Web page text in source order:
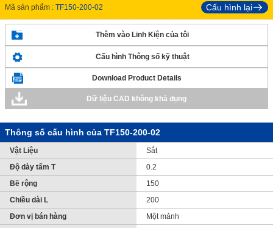
Mã sản phẩm : TF150-200-02 Cấu hình lại
Thêm vào Linh Kiện của tôi
Cấu hình Thông số kỹ thuật
Download Product Details
Dữ liệu CAD không khả dụng
Thông số cấu hình của TF150-200-02
Vật Liệu
Sắt
Độ dày tấm T
0.2
Bề rộng
150
Chiều dài L
200
Đơn vị bán hàng
Một mảnh